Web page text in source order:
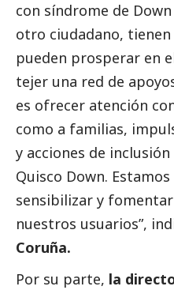
con síndrome de
otro ciudadano,
pueden prosperar en
tejer una red de
es ofrecer atención
como a familias,
y acciones de
Quisco Down.
sensibilizar y
nuestros usuarios”,
Coruña.
Por su parte, la